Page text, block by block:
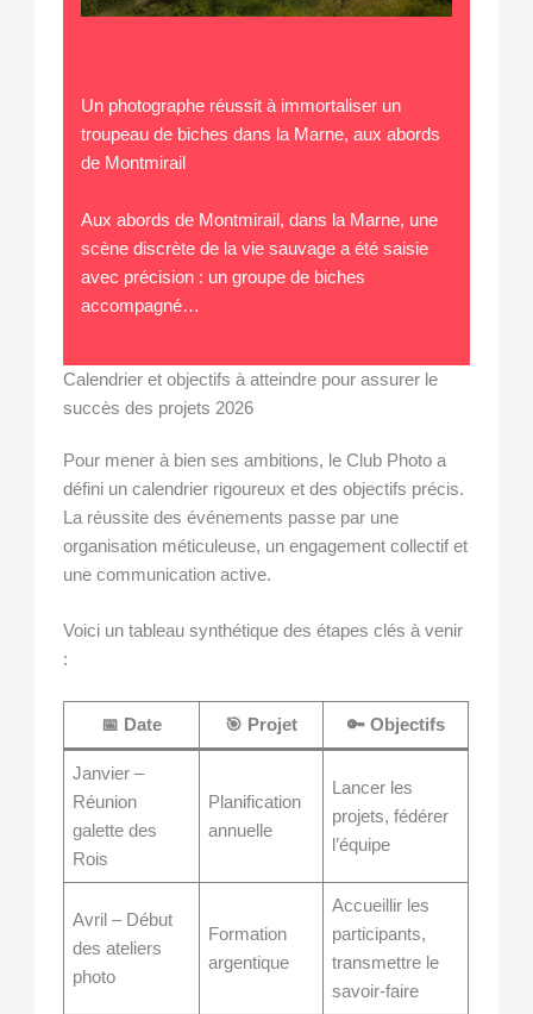
Un photographe réussit à immortaliser un
troupeau de biches dans la Marne, aux abords
de Montmirail
Aux abords de Montmirail, dans la Marne, une
scène discrète de la vie sauvage a été saisie
avec précision : un groupe de biches
accompagné…
Calendrier et objectifs à atteindre pour assurer le
succès des projets 2026
Pour mener à bien ses ambitions, le Club Photo a
défini un calendrier rigoureux et des objectifs précis.
La réussite des événements passe par une
organisation méticuleuse, un engagement collectif et
une communication active.
Voici un tableau synthétique des étapes clés à venir
:
📅 Date 🎯 Projet 🔑 Objectifs
Janvier –
Réunion
galette des
Rois
Planification
annuelle
Lancer les
projets, fédérer
l’équipe
Avril – Début
des ateliers
photo
Formation
argentique
Accueillir les
participants,
transmettre le
savoir-faire